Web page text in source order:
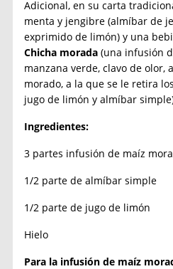
Adicional, en su carta
menta y jengibre (almíbar de
exprimido de limón) y una
Chicha morada (una infusión
manzana verde, clavo de olor,
morado, a la que se le retira
jugo de limón y almíbar
Ingredientes:
3 partes infusión de maíz
1/2 parte de almíbar simple
1/2 parte de jugo de limón
Hielo
Para la infusión de maíz